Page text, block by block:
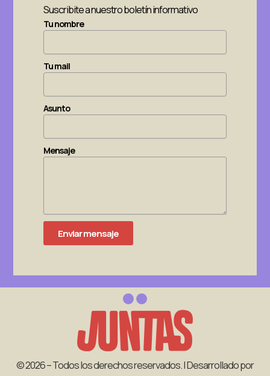
Suscribite a nuestro boletín informativo
Tu nombre
Tu mail
Asunto
Mensaje
Enviar mensaje
© 2026 – Todos los derechos reservados. | Desarrollado por